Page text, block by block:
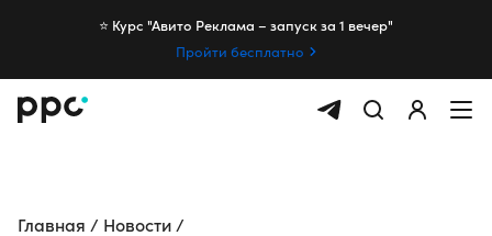
⭐️ Курс "Авито Реклама – запуск за 1 вечер"
Пройти бесплатно
Главная
Новости